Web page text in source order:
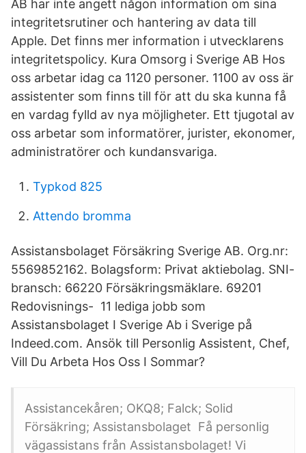
AB har inte angett någon information om sina
integritetsrutiner och hantering av data till
Apple. Det finns mer information i utvecklarens
integritetspolicy. Kura Omsorg i Sverige AB Hos
oss arbetar idag ca 1120 personer. 1100 av oss är
assistenter som finns till för att du ska kunna få
en vardag fylld av nya möjligheter. Ett tjugotal av
oss arbetar som informatörer, jurister, ekonomer,
administratörer och kundansvariga.
Typkod 825
Attendo bromma
Assistansbolaget Försäkring Sverige AB. Org.nr:
5569852162. Bolagsform: Privat aktiebolag. SNI-
bransch: 66220 Försäkringsmäklare. 69201
Redovisnings- 11 lediga jobb som
Assistansbolaget I Sverige Ab i Sverige på
Indeed.com. Ansök till Personlig Assistent, Chef,
Vill Du Arbeta Hos Oss I Sommar?
Assistancekåren; OKQ8; Falck; Solid
Försäkring; Assistansbolaget Få personlig
vägassistans från Assistansbolaget! Vi